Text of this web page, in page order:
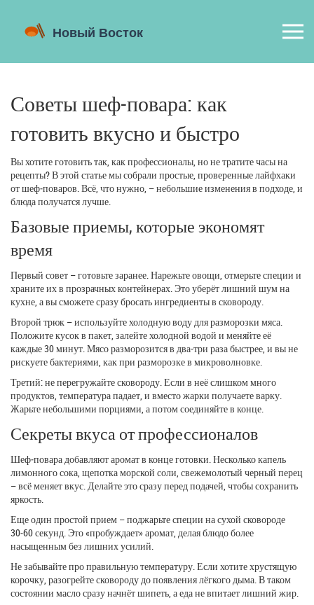
Советы шеф‑повара: как
готовить вкусно и быстро
Вы хотите готовить так, как профессионалы, но не тратите часы на
рецепты? В этой статье мы собрали простые, проверенные лайфхаки
от шеф‑поваров. Всё, что нужно, – небольшие изменения в подходе, и
блюда получатся лучше.
Базовые приемы, которые экономят
время
Первый совет – готовьте заранее. Нарежьте овощи, отмерьте специи и
храните их в прозрачных контейнерах. Это уберёт лишний шум на
кухне, а вы сможете сразу бросать ингредиенты в сковороду.
Второй трюк – используйте холодную воду для разморозки мяса.
Положите кусок в пакет, залейте холодной водой и меняйте её
каждые 30 минут. Мясо разморозится в два‑три раза быстрее, и вы не
рискуете бактериями, как при разморозке в микроволновке.
Третий: не перегружайте сковороду. Если в неё слишком много
продуктов, температура падает, и вместо жарки получаете варку.
Жарьте небольшими порциями, а потом соединяйте в конце.
Секреты вкуса от профессионалов
Шеф‑повара добавляют аромат в конце готовки. Несколько капель
лимонного сока, щепотка морской соли, свежемолотый черный перец
– всё меняет вкус. Делайте это сразу перед подачей, чтобы сохранить
яркость.
Еще один простой прием – поджарьте специи на сухой сковороде
30‑60 секунд. Это «пробуждает» аромат, делая блюдо более
насыщенным без лишних усилий.
Не забывайте про правильную температуру. Если хотите хрустящую
корочку, разогрейте сковороду до появления лёгкого дыма. В таком
состоянии масло сразу начнёт шипеть, а еда не впитает лишний жир.